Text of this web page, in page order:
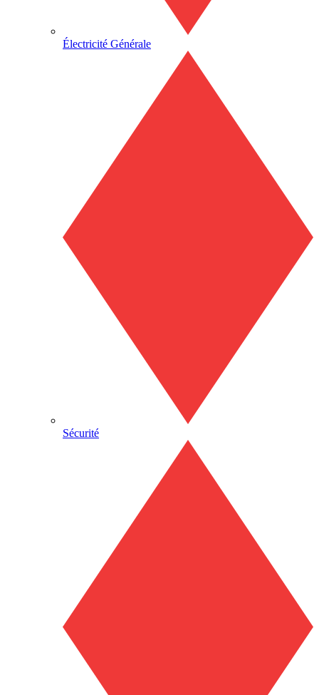
Électricité Générale
Sécurité